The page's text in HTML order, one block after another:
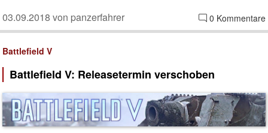
0 Kommentare
03.09.2018 von panzerfahrer
Battlefield V
Battlefield V: Releasetermin verschoben